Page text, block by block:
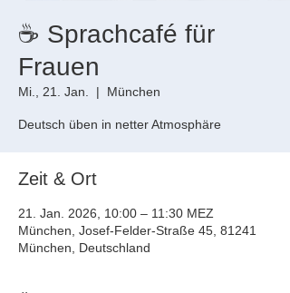
☕ Sprachcafé für
Frauen
Mi., 21. Jan.
  |
München
Deutsch üben in netter Atmosphäre
Zeit & Ort
21. Jan. 2026, 10:00 – 11:30 MEZ
München, Josef-Felder-Straße 45, 81241
München, Deutschland